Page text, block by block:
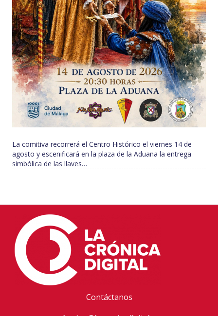
La comitiva recorrerá el Centro Histórico el viernes 14 de
agosto y escenificará en la plaza de la Aduana la entrega
simbólica de las llaves…
Contáctanos